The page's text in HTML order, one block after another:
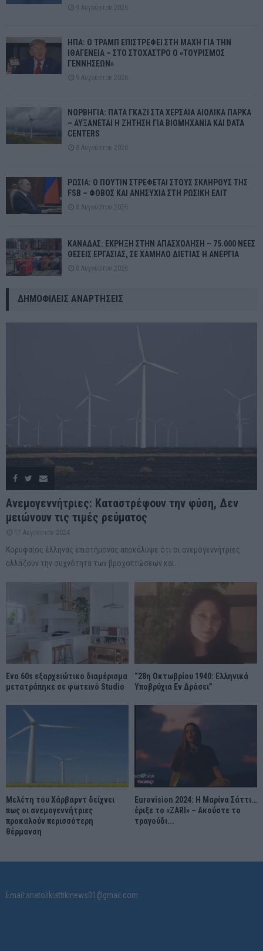
9 Αυγούστου 2026
ΗΠΑ: Ο ΤΡΑΜΠ ΕΠΙΣΤΡΕΦΕΙ ΣΤΗ ΜΑΧΗ ΓΙΑ ΤΗΝ
ΙΘΑΓΕΝΕΙΑ – ΣΤΟ ΣΤΟΧΑΣΤΡΟ Ο «ΤΟΥΡΙΣΜΟΣ
ΓΕΝΝΗΣΕΩΝ»
9 Αυγούστου 2026
ΝΟΡΒΗΓΙΑ: ΠΑΤΑ ΓΚΑΖΙ ΣΤΑ ΧΕΡΣΑΙΑ ΑΙΟΛΙΚΑ ΠΑΡΚΑ
– ΑΥΞΑΝΕΤΑΙ Η ΖΗΤΗΣΗ ΓΙΑ ΒΙΟΜΗΧΑΝΙΑ ΚΑΙ DATA
CENTERS
8 Αυγούστου 2026
ΡΩΣΙΑ: Ο ΠΟΥΤΙΝ ΣΤΡΕΦΕΤΑΙ ΣΤΟΥΣ ΣΚΛΗΡΟΥΣ ΤΗΣ
FSB – ΦΟΒΟΣ ΚΑΙ ΑΝΗΣΥΧΙΑ ΣΤΗ ΡΩΣΙΚΗ ΕΛΙΤ
8 Αυγούστου 2026
ΚΑΝΑΔΑΣ: ΕΚΡΗΞΗ ΣΤΗΝ ΑΠΑΣΧΟΛΗΣΗ – 75.000 ΝΕΕΣ
ΘΕΣΕΙΣ ΕΡΓΑΣΙΑΣ, ΣΕ ΧΑΜΗΛΟ ΔΙΕΤΙΑΣ Η ΑΝΕΡΓΙΑ
8 Αυγούστου 2026
ΔΗΜΟΦΙΛΕΊΣ ΑΝΑΡΤΉΣΕΙΣ
Ανεμογεννήτριες: Καταστρέφουν την φύση, Δεν
μειώνουν τις τιμές ρεύματος
17 Αυγούστου 2024
Κορυφαίος έλληνας επιστήμονας αποκάλυψε ότι οι ανεμογεννήτριες
αλλάζουν την συχνότητα των βροχοπτώσεων και...
Ένα 60s εξαρχειώτικο διαμέρισμα
μετατράπηκε σε φωτεινό Studio
“28η Οκτωβρίου 1940: Ελληνικά
Υποβρύχια Εν Δράσει”
Μελέτη του Χάρβαρντ δείχνει
πως οι ανεμογεννήτριες
προκαλούν περισσότερη
θέρμανση
Eurovision 2024: Η Μαρίνα Σάττι…
έριξε το «ZARI» – Ακούστε το
τραγούδι...
Email:anatolikiattikinews01@gmail.com